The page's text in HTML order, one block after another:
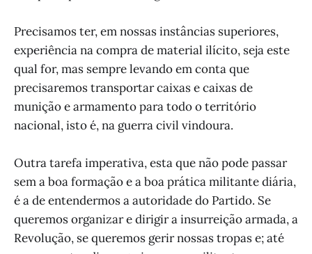
Precisamos ter, em nossas instâncias superiores,
experiência na compra de material ilícito, seja este
qual for, mas sempre levando em conta que
precisaremos transportar caixas e caixas de
munição e armamento para todo o território
nacional, isto é, na guerra civil vindoura.
Outra tarefa imperativa, esta que não pode passar
sem a boa formação e a boa prática militante diária,
é a de entendermos a autoridade do Partido. Se
queremos organizar e dirigir a insurreição armada, a
Revolução, se queremos gerir nossas tropas e; até